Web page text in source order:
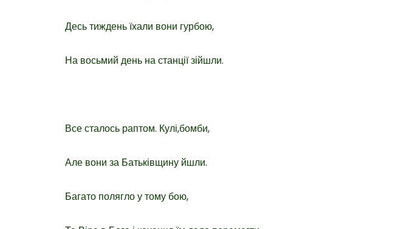
Десь тиждень їхали вони гурбою,
На восьмий день на станції зійшли.
Все сталось раптом. Кулі,бомби,
Але вони за Батьківщину йшли.
Багато полягло у тому бою,